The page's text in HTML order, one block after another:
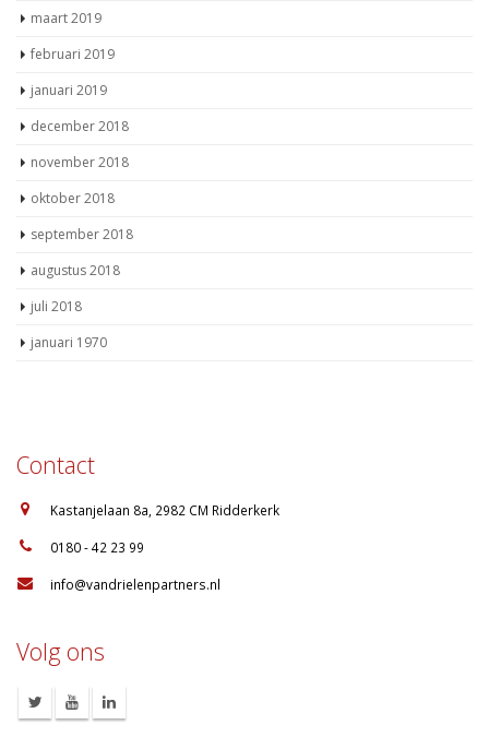
maart 2019
februari 2019
januari 2019
december 2018
november 2018
oktober 2018
september 2018
augustus 2018
juli 2018
januari 1970
Contact
Kastanjelaan 8a, 2982 CM Ridderkerk
0180 - 42 23 99
info@vandrielenpartners.nl
Volg ons